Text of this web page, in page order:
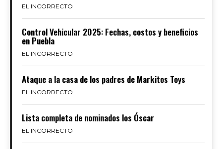
EL INCORRECTO
Control Vehicular 2025: Fechas, costos y beneficios
en Puebla
EL INCORRECTO
Ataque a la casa de los padres de Markitos Toys
EL INCORRECTO
Lista completa de nominados los Óscar
EL INCORRECTO